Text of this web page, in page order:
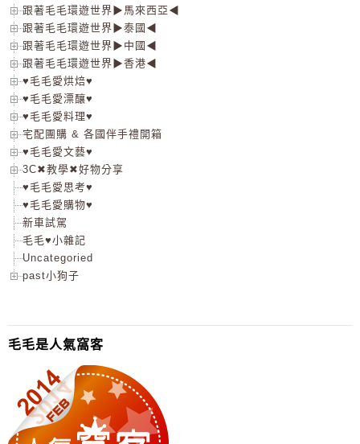
跟著毛毛環遊世界▶馬來西亞◀
跟著毛毛環遊世界▶泰國◀
跟著毛毛環遊世界▶中國◀
跟著毛毛環遊世界▶香港◀
♥毛毛愛烘焙♥
♥毛毛愛漂釀♥
♥毛毛愛料理♥
宅配團購 & 各國伴手禮開箱
♥毛毛愛文藝♥
3C✖教學✖好物分享
♥毛毛愛思考♥
♥毛毛愛購物♥
新車試駕
毛毛♥小雜記
Uncategoried
past小狗子
毛毛是人氣窩客